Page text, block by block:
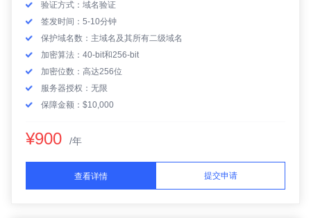
验证方式：域名验证
签发时间：5-10分钟
保护域名数：主域名及其所有二级域名
加密算法：40-bit和256-bit
加密位数：高达256位
服务器授权：无限
保障金额：$10,000
¥900 /年
查看详情 提交申请